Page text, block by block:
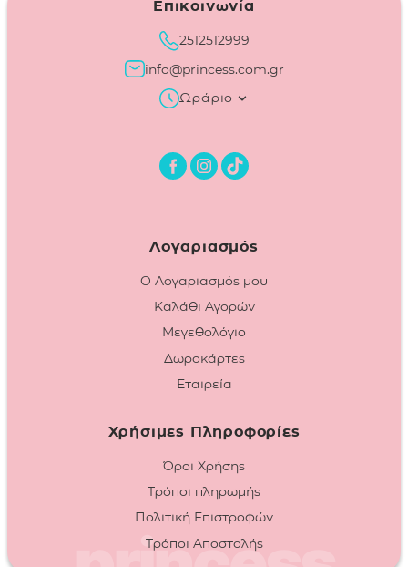
Επικοινωνία
2512512999
info@princess.com.gr
Ωράριο
Λογαριασμός
Ο Λογαριασμός μου
Καλάθι Αγορών
Μεγεθολόγιο
Δωροκάρτες
Εταιρεία
Χρήσιμες Πληροφορίες
Όροι Χρήσης
Τρόποι πληρωμής
Πολιτική Επιστροφών
Τρόποι Αποστολής